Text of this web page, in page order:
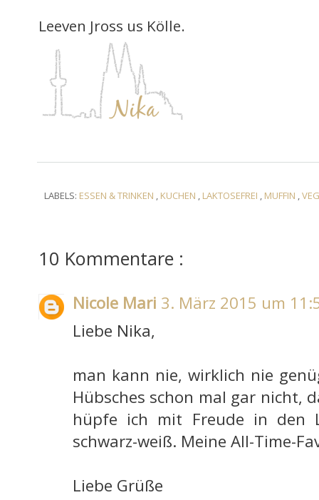
Leeven Jross us Kölle.
LABELS: ESSEN & TRINKEN , KUCHEN , LAKTOSEFREI , MUFFIN ,
10 Kommentare :
Nicole Mari 3. März 2015 um
Liebe Nika,
man kann nie, wirklich nie
Hübsches schon mal gar nicht,
hüpfe ich mit Freude in den
schwarz-weiß. Meine All-Time-
Liebe Grüße